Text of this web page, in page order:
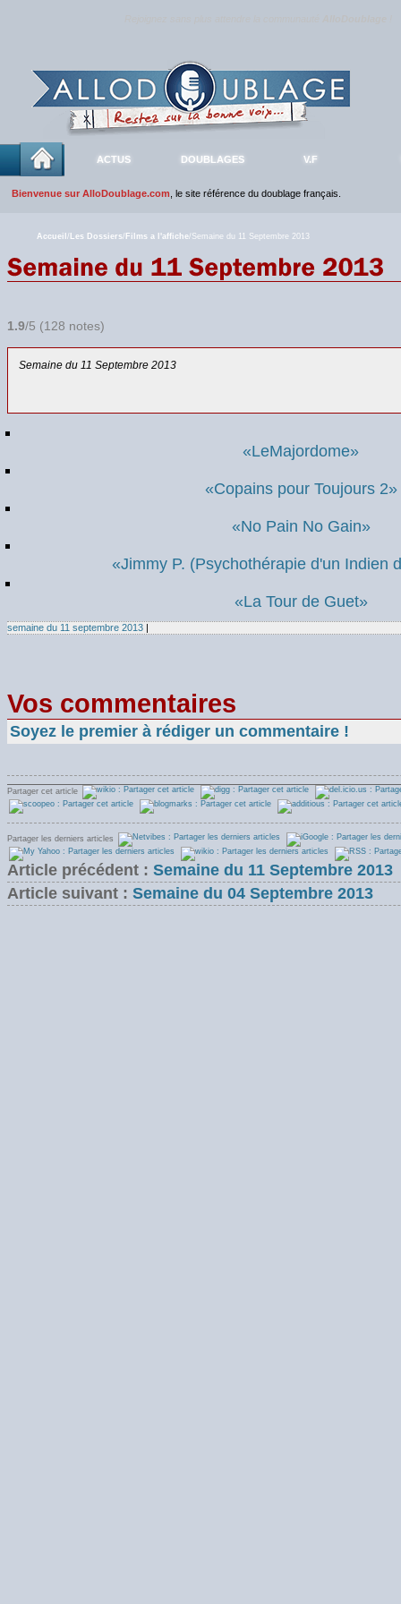
ACTUS DOUBLAGES V.F
Bienvenue sur AlloDoublage.com , le site référence du doublage français.
Accueil / Les Dossiers/ Films a l'affiche/Semaine du 11 Septembre 2013
1.9/5 (128 notes)
Semaine du 11 Septembre 2013
«LeMajordome»
«Copains pour Toujours 2»
«No Pain No Gain»
«Jimmy P. (Psychothérapie d'un Indien
«La Tour de Guet»
semaine du 11 septembre 2013 |
Vos commentaires
Soyez le premier à rédiger un commentaire !
Partager cet article
Partager les derniers articles
Article précédent : Semaine du 11 Septembre 2013
Article suivant : Semaine du 04 Septembre 2013